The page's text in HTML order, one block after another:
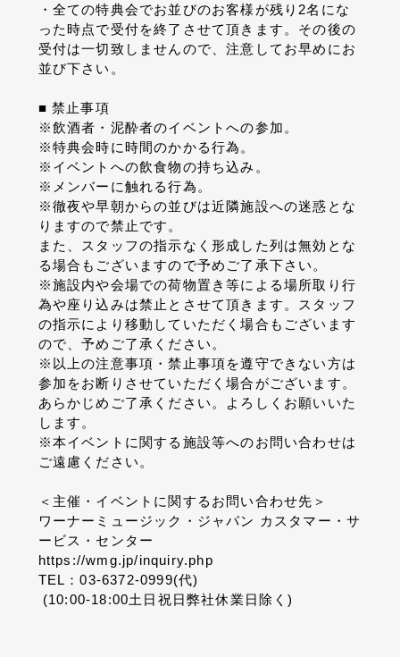
・全ての特典会でお並びのお客様が残り2名にな
った時点で受付を終了させて頂きます。その後の
受付は一切致しませんので、注意してお早めにお
並び下さい。
■ 禁止事項
※飲酒者・泥酔者のイベントへの参加。
※特典会時に時間のかかる行為。
※イベントへの飲食物の持ち込み。
※メンバーに触れる行為。
※徹夜や早朝からの並びは近隣施設への迷惑とな
りますので禁止です。
また、スタッフの指示なく形成した列は無効とな
る場合もございますので予めご了承下さい。
※施設内や会場での荷物置き等による場所取り行
為や座り込みは禁止とさせて頂きます。スタッフ
の指示により移動していただく場合もございます
ので、予めご了承ください。
※以上の注意事項・禁止事項を遵守できない方は
参加をお断りさせていただく場合がございます。
あらかじめご了承ください。よろしくお願いいた
します。
※本イベントに関する施設等へのお問い合わせは
ご遠慮ください。
＜主催・イベントに関するお問い合わせ先＞
ワーナーミュージック・ジャパン カスタマー・サ
ービス・センター
https://wmg.jp/inquiry.php
TEL：03-6372-0999(代)
(10:00-18:00土日祝日弊社休業日除く)